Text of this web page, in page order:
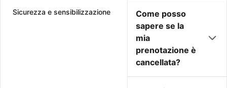
Sicurezza e sensibilizzazione
Come posso
sapere se la
mia
prenotazione è
cancellata?